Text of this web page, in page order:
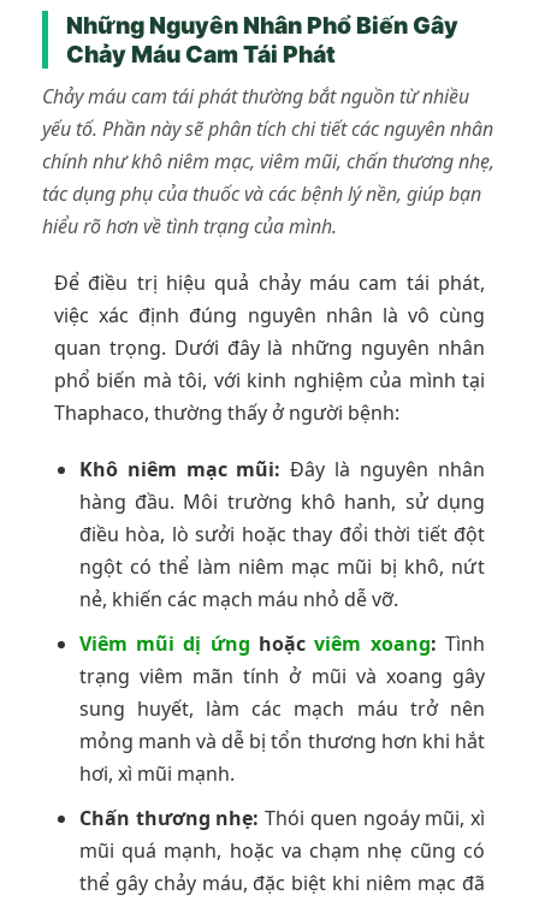
Những Nguyên Nhân Phổ Biến Gây
Chảy Máu Cam Tái Phát
Chảy máu cam tái phát thường bắt nguồn từ nhiều
yếu tố. Phần này sẽ phân tích chi tiết các nguyên nhân
chính như khô niêm mạc, viêm mũi, chấn thương nhẹ,
tác dụng phụ của thuốc và các bệnh lý nền, giúp bạn
hiểu rõ hơn về tình trạng của mình.
Để điều trị hiệu quả chảy máu cam tái phát,
việc xác định đúng nguyên nhân là vô cùng
quan trọng. Dưới đây là những nguyên nhân
phổ biến mà tôi, với kinh nghiệm của mình tại
Thaphaco, thường thấy ở người bệnh:
Khô niêm mạc mũi: Đây là nguyên nhân
hàng đầu. Môi trường khô hanh, sử dụng
điều hòa, lò sưởi hoặc thay đổi thời tiết đột
ngột có thể làm niêm mạc mũi bị khô, nứt
nẻ, khiến các mạch máu nhỏ dễ vỡ.
Viêm mũi dị ứng hoặcviêm xoang: Tình
trạng viêm mãn tính ở mũi và xoang gây
sung huyết, làm các mạch máu trở nên
mỏng manh và dễ bị tổn thương hơn khi hắt
hơi, xì mũi mạnh.
Chấn thương nhẹ: Thói quen ngoáy mũi, xì
mũi quá mạnh, hoặc va chạm nhẹ cũng có
thể gây chảy máu, đặc biệt khi niêm mạc đã